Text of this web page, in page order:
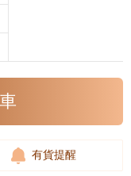
有貨提醒